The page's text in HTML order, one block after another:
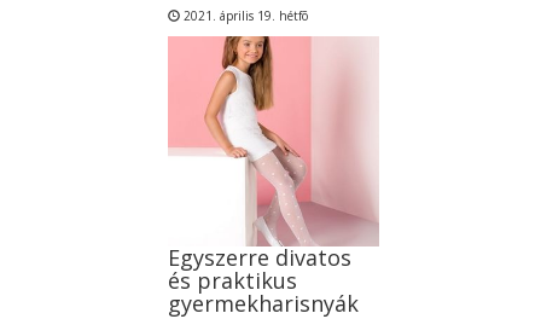
2021. április 19. hétfõ
Egyszerre divatos
és praktikus
gyermekharisnyák